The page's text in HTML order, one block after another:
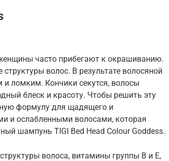
часто прибегают к окрашиванию.
волос. В результате волосяной
и ломким. Кончики секутся, волосы
блеск и красоту. Чтобы решить эту
формулу для щадящего и
и ослабленными волосами, которая
шампунь TIGI Bed Head Colour Goddess.
волоса, витамины группы В и Е,